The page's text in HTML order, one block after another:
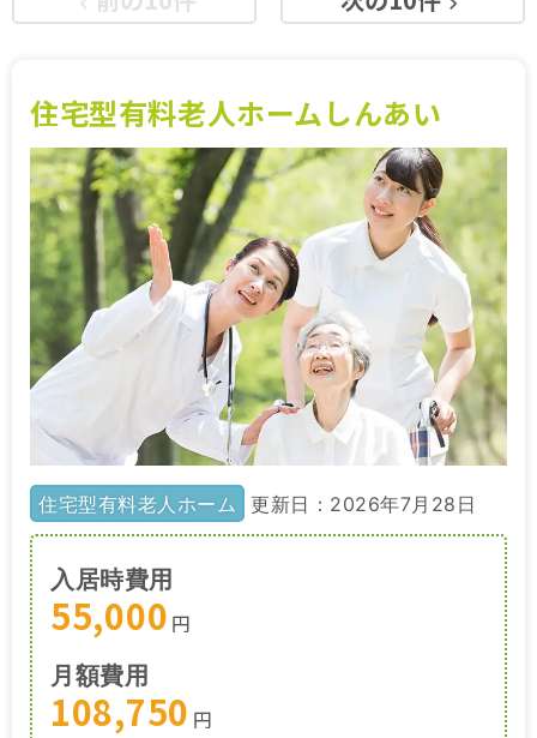
住宅型有料老人ホームしんあい
住宅型有料老人ホーム 更新日：2026年7月28日
入居時費用
55,000 円
月額費用
108,750 円